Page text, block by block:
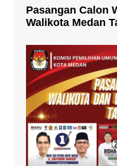
Pasangan Calon
Walikota Medan